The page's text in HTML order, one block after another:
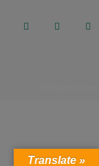
Translate »